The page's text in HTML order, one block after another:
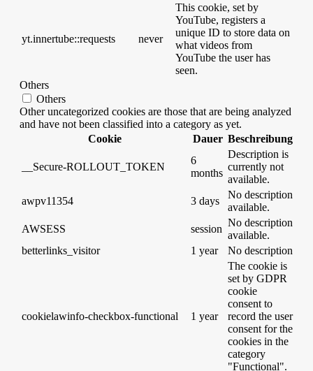
yt.innertube::requests never
This cookie, set by
YouTube, registers a
unique ID to store data on
what videos from
YouTube the user has
seen.
Others
Others
Other uncategorized cookies are those that are being analyzed
and have not been classified into a category as yet.
Cookie
Dauer Beschreibung
__Secure-ROLLOUT_TOKEN
6
months
Description is
currently not
available.
awpv11354
3 days
No description
available.
AWSESS
session
No description
available.
betterlinks_visitor
1 year No description
cookielawinfo-checkbox-functional 1 year
The cookie is
set by GDPR
cookie
consent to
record the user
consent for the
cookies in the
category
"Functional".